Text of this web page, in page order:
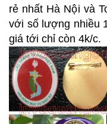
rẻ nhất Hà Nội và
với số lượng nhiều
giá tới chỉ còn 4k/c.